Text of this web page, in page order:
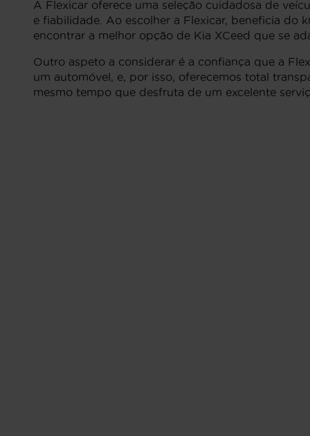
A Flexicar oferece uma seleção cuidadosa de
e fiabilidade. Ao escolher a Flexicar, beneficia do
encontrar a melhor opção de Kia XCeed que se
Outro aspeto a considerar é a confiança que a
um automóvel, e, por isso, oferecemos total
mesmo tempo que desfruta de um excelente